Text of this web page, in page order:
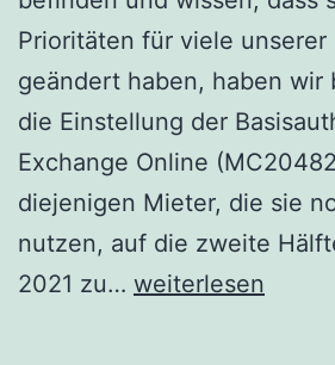
Prioritäten für viele unserer
geändert haben, haben wir
die Einstellung der
Exchange Online
diejenigen Mieter, die sie
nutzen, auf die zweite
2021 zu… weiterlesen